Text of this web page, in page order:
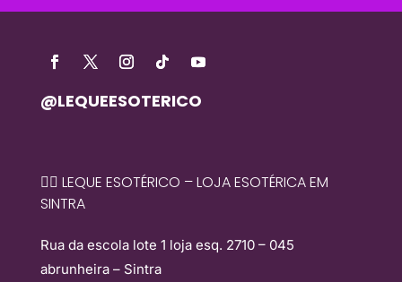
@LEQUEESOTERICO
🧙‍♀️ LEQUE ESOTÉRICO – LOJA ESOTÉRICA EM
SINTRA
Rua da escola lote 1 loja esq. 2710 – 045
abrunheira – Sintra